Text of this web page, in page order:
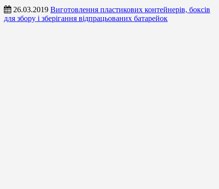
26.03.2019 Виготовлення пластикових контейнерів, боксів
для збору і зберігання відпрацьованих батарейок